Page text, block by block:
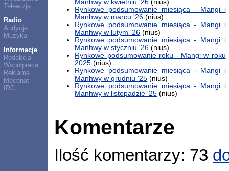
Telewizja
Radio
Audycje
Muzyka
Informacje
Redakcja
Współpraca
Reklama
Mecenat
IRC
Manhwy w kwietniu '26 (nius)
Rynkowe podsumowanie miesiąca - Mangi i
Manhwy w marcu '26 (nius)
Rynkowe podsumowanie miesiąca - Mangi i
Manhwy w lutym '26 (nius)
Rynkowe podsumowanie miesiąca - Mangi i
Manhwy w styczniu '26 (nius)
Rynkowe podsumowanie roku - Mangi w roku
2025 (nius)
Rynkowe podsumowanie miesiąca - Mangi i
Manhwy w grudniu '25 (nius)
Rynkowe podsumowanie miesiąca - Mangi i
Manhwy w listopadzie '25 (nius)
Komentarze
Ilość komentarzy: 73